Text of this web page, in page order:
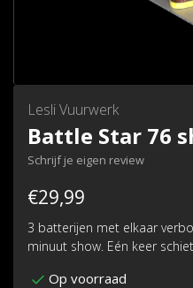
Lesli Vuurwerk
Battle Star 76
Schrijf je eigen review
€29,99
3 batterijen met elkaar
minuut show. Eén keer
Op voorraad